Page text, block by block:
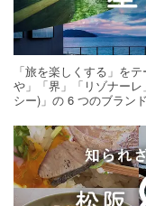
「旅を楽しくする」を
や」「界」「リゾナー
シー)」の 6 つのブラン